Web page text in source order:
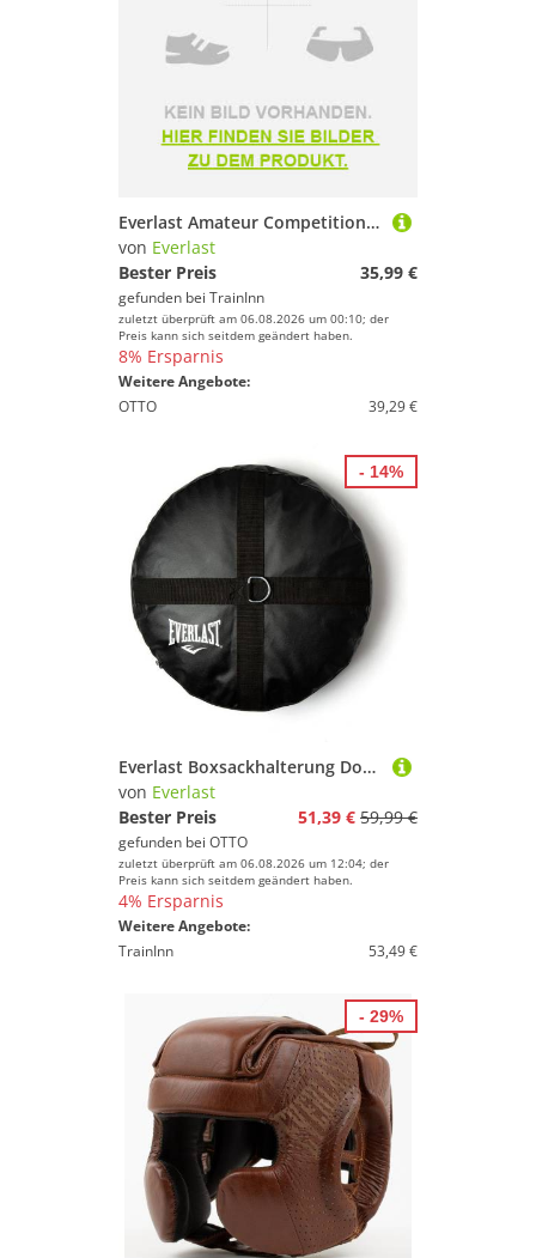
Springseile von Everlast
Kampfsportausrüstung von Everlast
Tapes & Bandagen von Everlast
Everlast Amateur Competition Shorts Blau M Mann
von Everlast
Bester Preis
35,99 €
gefunden bei TrainInn
zuletzt überprüft am 06.08.2026 um 00:10; der
Preis kann sich seitdem geändert haben.
8% Ersparnis
Weitere Angebote:
OTTO
39,29 €
Everlast Boxsackhalterung Double End Anchor
von Everlast
Bester Preis
51,39 € 59,99 €
gefunden bei OTTO
zuletzt überprüft am 06.08.2026 um 12:04; der
Preis kann sich seitdem geändert haben.
4% Ersparnis
Weitere Angebote:
TrainInn
53,49 €
- 14%
- 29%